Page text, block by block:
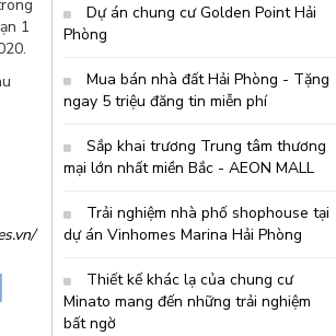
1
chức một sự kiện
hút hàng trăm nhà
đầu tư từ thủ đô
cận. Không khí hội
thảo tại đây rất
Dự án chung cư Golden Point Hải
Phòng
Mua bán nhà đất Hải Phòng - Tặng
ngay 5 triệu đăng tin miễn phí
Sắp khai trương Trung tâm thương
mại lớn nhất miền Bắc - AEON MALL
Trải nghiệm nhà phố shophouse tại
dự án Vinhomes Marina Hải Phòng
Thiết kế khác lạ của chung cư
Minato mang đến những trải nghiệm
bất ngờ